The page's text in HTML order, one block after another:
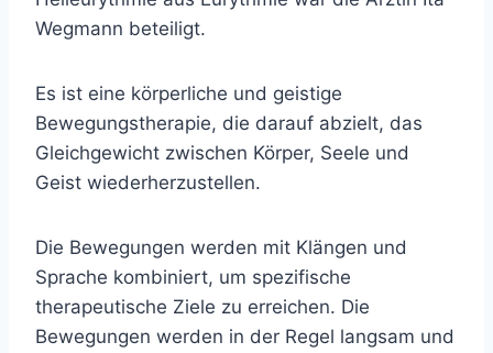
Wegmann beteiligt.
Es ist eine körperliche und geistige
Bewegungstherapie, die darauf abzielt, das
Gleichgewicht zwischen Körper, Seele und
Geist wiederherzustellen.
Die Bewegungen werden mit Klängen und
Sprache kombiniert, um spezifische
therapeutische Ziele zu erreichen. Die
Bewegungen werden in der Regel langsam und